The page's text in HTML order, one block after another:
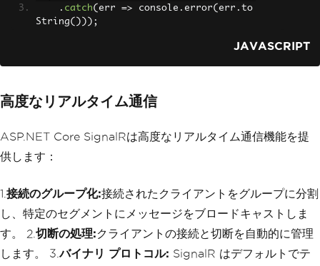
. catch( err => console . error( err . to
String()));
JAVASCRIPT
高度なリアルタイム通信
ASP.NET Core SignalRは高度なリアルタイム通信機能を提
供します：
1. 接続のグループ化:接続されたクライアントをグループに分割
し、特定のセグメントにメッセージをブロードキャストしま
す。 2. 切断の処理:クライアントの接続と切断を自動的に管理
します。 3.バイナリ プロトコル: SignalR はデフォルトでテ